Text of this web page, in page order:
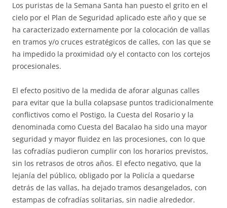
Los puristas de la Semana Santa han puesto el grito en el
cielo por el Plan de Seguridad aplicado este año y que se
ha caracterizado externamente por la colocación de vallas
en tramos y/o cruces estratégicos de calles, con las que se
ha impedido la proximidad o/y el contacto con los cortejos
procesionales.
El efecto positivo de la medida de aforar algunas calles
para evitar que la bulla colapsase puntos tradicionalmente
conflictivos como el Postigo, la Cuesta del Rosario y la
denominada como Cuesta del Bacalao ha sido una mayor
seguridad y mayor fluidez en las procesiones, con lo que
las cofradías pudieron cumplir con los horarios previstos,
sin los retrasos de otros años. El efecto negativo, que la
lejanía del público, obligado por la Policía a quedarse
detrás de las vallas, ha dejado tramos desangelados, con
estampas de cofradías solitarias, sin nadie alrededor.